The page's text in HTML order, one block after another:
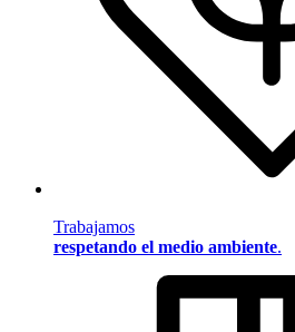
Trabajamos
respetando el medio ambiente.